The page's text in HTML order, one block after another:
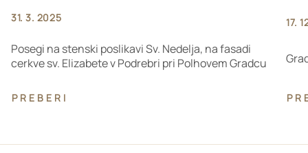
31. 3. 2025
Posegi na stenski poslikavi Sv. Nedelja, na fasadi
cerkve sv. Elizabete v Podrebri pri Polhovem Gradcu
PREBERI
17.